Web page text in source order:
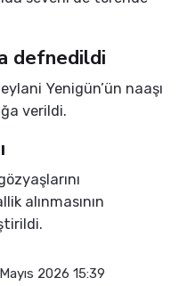
defnedildi
Yenigün’ün naaşı
verildi.
alınmasının
2026 15:39